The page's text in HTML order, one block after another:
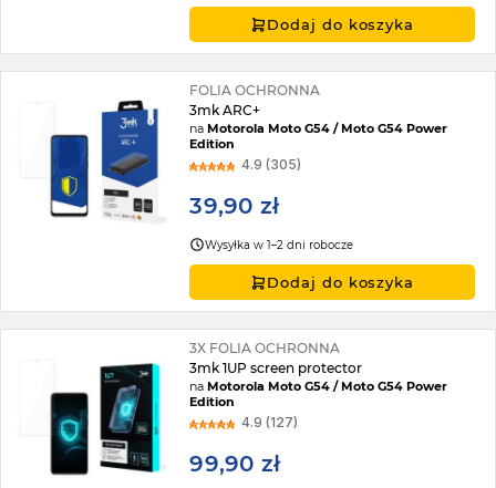
Dodaj do koszyka
FOLIA OCHRONNA
3mk ARC+
naMotorola Moto G54 / Moto G54 Power
Edition
4.9 (305)
39,90 zł
Wysyłka w 1–2 dni robocze
Dodaj do koszyka
3X FOLIA OCHRONNA
3mk 1UP screen protector
naMotorola Moto G54 / Moto G54 Power
Edition
4.9 (127)
99,90 zł